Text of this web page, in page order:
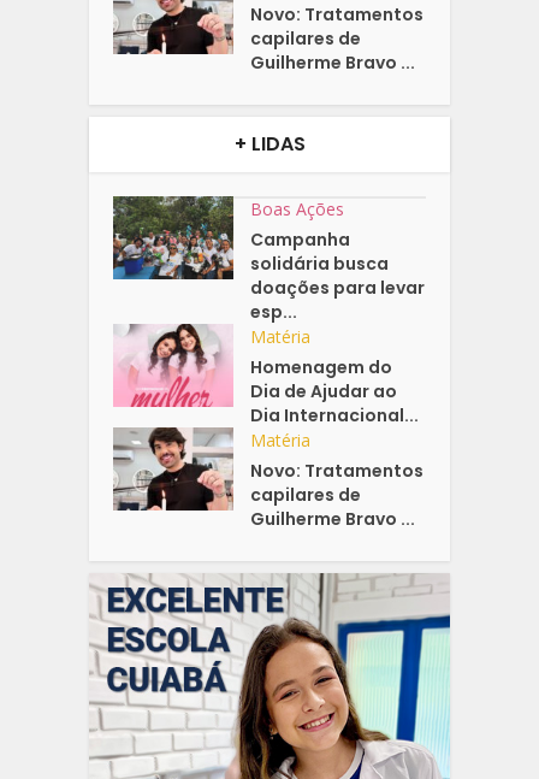
Novo: Tratamentos
capilares de
Guilherme Bravo ...
+ LIDAS
Boas Ações
Campanha
solidária busca
doações para levar
esp...
Matéria
Homenagem do
Dia de Ajudar ao
Dia Internacional...
Matéria
Novo: Tratamentos
capilares de
Guilherme Bravo ...